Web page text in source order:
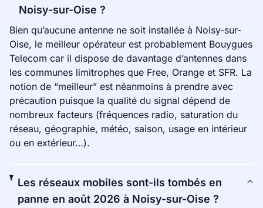
Noisy-sur-Oise ?
Bien qu’aucune antenne ne soit installée à Noisy-sur-
Oise, le meilleur opérateur est probablement Bouygues
Telecom car il dispose de davantage d’antennes dans
les communes limitrophes que Free, Orange et SFR. La
notion de “meilleur” est néanmoins à prendre avec
précaution puisque la qualité du signal dépend de
nombreux facteurs (fréquences radio, saturation du
réseau, géographie, météo, saison, usage en intérieur
ou en extérieur…).
Les réseaux mobiles sont-ils tombés en
panne en août 2026 à Noisy-sur-Oise ?